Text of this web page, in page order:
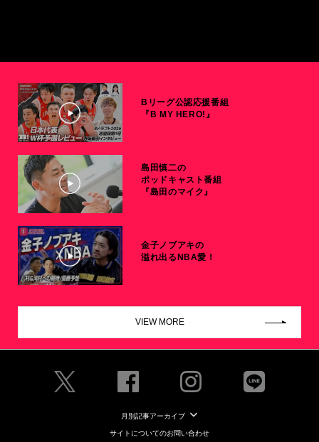
Bリーグ公認応援番組
『B MY HERO!』
島田慎二の
ポッドキャスト番組
『島田のマイク』
金子ノブアキの
溢れ出るNBA愛！
VIEW MORE
月別記事アーカイブ
サイトについてのお問い合わせ